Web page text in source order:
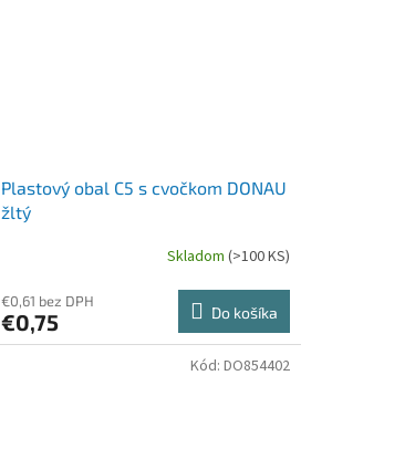
Plastový obal C5 s cvočkom DONAU
žltý
Skladom (>100 KS)
€0,61 bez DPH
€0,75 Do košíka
Kód: DO854402